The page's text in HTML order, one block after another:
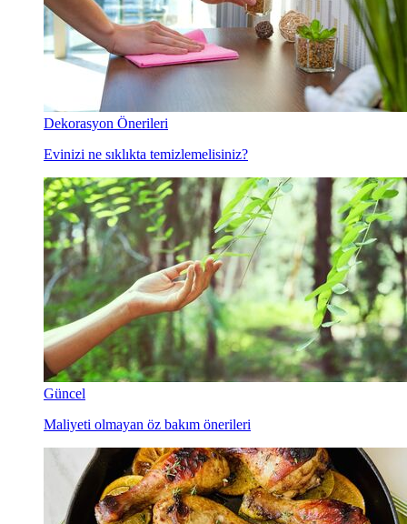
Dekorasyon Önerileri
Evinizi ne sıklıkta temizlemelisiniz?
Güncel
Maliyeti olmayan öz bakım önerileri